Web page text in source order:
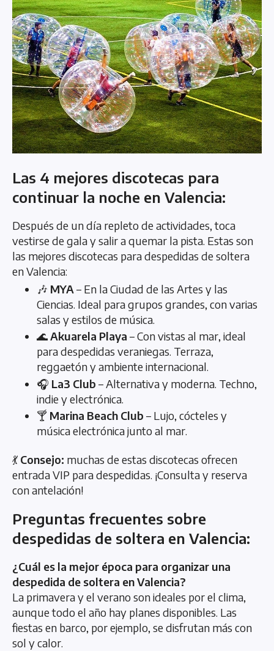
Las 4 mejores discotecas para
continuar la noche en Valencia:
Después de un día repleto de actividades, toca
vestirse de gala y salir a quemar la pista. Estas son
las mejores discotecas para despedidas de soltera
en Valencia:
🎶 MYA – En la Ciudad de las Artes y las
Ciencias. Ideal para grupos grandes, con varias
salas y estilos de música.
🌊Akuarela Playa – Con vistas al mar, ideal
para despedidas veraniegas. Terraza,
reggaetón y ambiente internacional.
🎧 La3 Club – Alternativa y moderna. Techno,
indie y electrónica.
🍸 Marina Beach Club – Lujo, cócteles y
música electrónica junto al mar.
💃 Consejo: muchas de estas discotecas ofrecen
entrada VIP para despedidas. ¡Consulta y reserva
con antelación!
Preguntas frecuentes sobre
despedidas de soltera en Valencia:
¿Cuál es la mejor época para organizar una
despedida de soltera en Valencia?
La primavera y el verano son ideales por el clima,
aunque todo el año hay planes disponibles. Las
fiestas en barco, por ejemplo, se disfrutan más con
sol y calor.